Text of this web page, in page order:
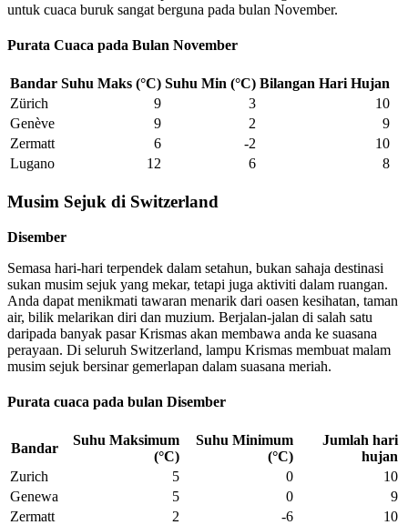
untuk cuaca buruk sangat berguna pada bulan November.
Purata Cuaca pada Bulan November
Bandar Suhu Maks (°C) Suhu Min (°C) Bilangan Hari Hujan
Zürich
9 3
10
Genève
9 2
9
Zermatt
6 -2
10
Lugano
12 6 8
Musim Sejuk di Switzerland
Disember
Semasa hari-hari terpendek dalam setahun, bukan sahaja destinasi
sukan musim sejuk yang mekar, tetapi juga aktiviti dalam ruangan.
Anda dapat menikmati tawaran menarik dari oasen kesihatan, taman
air, bilik melarikan diri dan muzium. Berjalan-jalan di salah satu
daripada banyak pasar Krismas akan membawa anda ke suasana
perayaan. Di seluruh Switzerland, lampu Krismas membuat malam
musim sejuk bersinar gemerlapan dalam suasana meriah.
Purata cuaca pada bulan Disember
Bandar
Suhu Maksimum
(°C)
Suhu Minimum
(°C)
Jumlah hari
hujan
Zurich
5 0
10
Genewa
5 0
9
Zermatt
2 -6
10